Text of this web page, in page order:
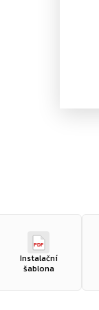
PDF
Instalační
šablona